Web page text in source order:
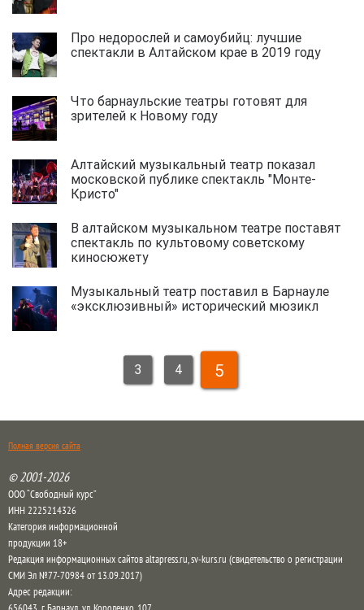
Про недорослей и самоубийц: лучшие
спектакли в Алтайском крае в 2019 году
Что барнаульские театры готовят для
зрителей к Новому году
Алтайский музыкальный театр показал
московской публике спектакль "Монте-
Кристо"
В алтайском музыкальном театре поставят
спектакль по культовому советскому
киносюжету
Музыкальный театр поставил в Барнауле
«эксклюзивный» исторический мюзикл
3 4 5
Полная версия сайта
© 2001-2026
ООО “Свободный курс”
ИНН 2225214326
Категория информационной
продукции 18+
Редакция информационных сайтов altapress.ru, sv-kurs.ru (свидетельство о регистрации
СМИ Эл №77-70984 от 13.09.2017)
Адрес редакции: